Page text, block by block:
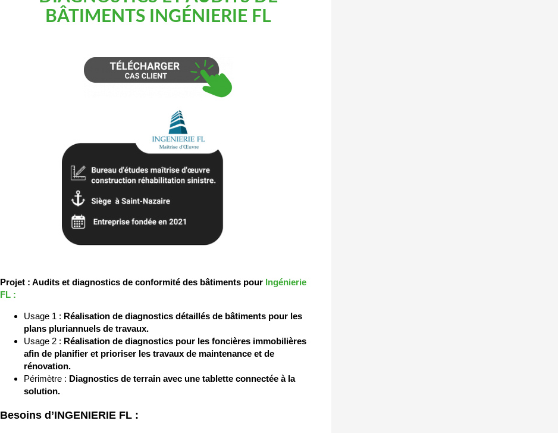
BÂTIMENTS INGÉNIERIE FL
Projet : Audits et diagnostics de conformité des bâtiments pour Ingénierie
FL :
Usage 1 : Réalisation de diagnostics détaillés de bâtiments pour les
plans pluriannuels de travaux.
Usage 2 : Réalisation de diagnostics pour les foncières immobilières
afin de planifier et prioriser les travaux de maintenance et de
rénovation.
Périmètre : Diagnostics de terrain avec une tablette connectée à la
solution.
Besoins d’INGENIERIE FL :